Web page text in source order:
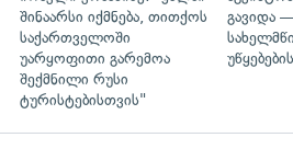
შინაარსი იქმნება, თითქოს
საქართველოში
უარყოფითი გარემოა
შექმნილი რუსი
ტურისტებისთვის"
გავიდა